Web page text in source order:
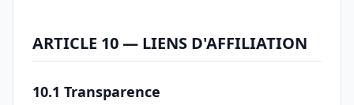
ARTICLE 10 — LIENS D'AFFILIATION
10.1 Transparence